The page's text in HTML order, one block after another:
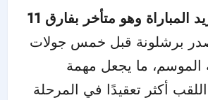
يدخل ريال مدريد المباراة وهو متأخر بفارق 11
برشلونة قبل خمس جولات
الموسم، ما يجعل مهمة
أكثر تعقيدًا في المرحلة